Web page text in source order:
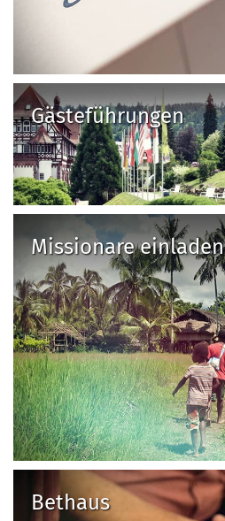
Gästeführungen
Missionare einladen
Bethaus